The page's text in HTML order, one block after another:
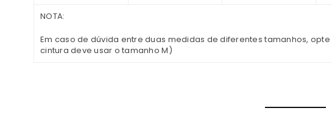
NOTA:
Em caso de dúvida entre duas medidas de diferentes tamanhos,
cintura deve usar o tamanho M)